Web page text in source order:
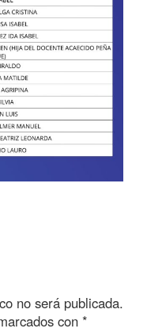
no será publicada.
con *